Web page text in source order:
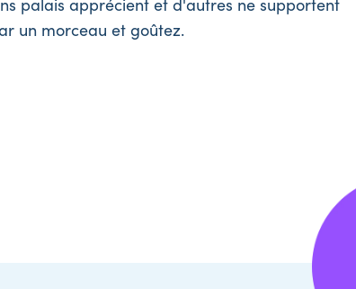
palais apprécient et d'autres ne supportent
un morceau et goûtez.